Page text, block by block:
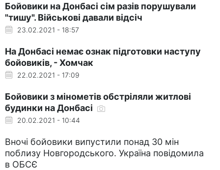
Бойовики на Донбасі сім разів порушували
"тишу". Військові давали відсіч
23.02.2021 - 18:57
На Донбасі немає ознак підготовки наступу
бойовиків, - Хомчак
22.02.2021 - 17:09
Бойовики з мінометів обстріляли житлові
будинки на Донбасі
20.02.2021 - 10:44
Вночі бойовики випустили понад 30 мін
поблизу Новгородського. Україна повідомила
в ОБСЄ